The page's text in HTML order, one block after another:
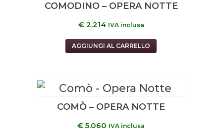
COMODINO – OPERA NOTTE
€2.214 IVA inclusa
AGGIUNGI AL CARRELLO
COMÒ – OPERA NOTTE
€ 5.060 IVA inclusa